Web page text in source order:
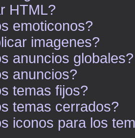
HTML?
emoticonos?
imagenes?
anuncios globales?
anuncios?
temas fijos?
temas cerrados?
iconos para los